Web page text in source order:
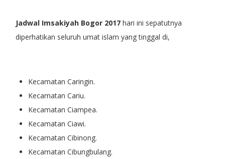
Jadwal Imsakiyah Bogor 2017hari ini sepatutnya
diperhatikan seluruh umat islam yang tinggal di,
Kecamatan Caringin.
Kecamatan Cariu.
Kecamatan Ciampea.
Kecamatan Ciawi.
Kecamatan Cibinong.
Kecamatan Cibungbulang.